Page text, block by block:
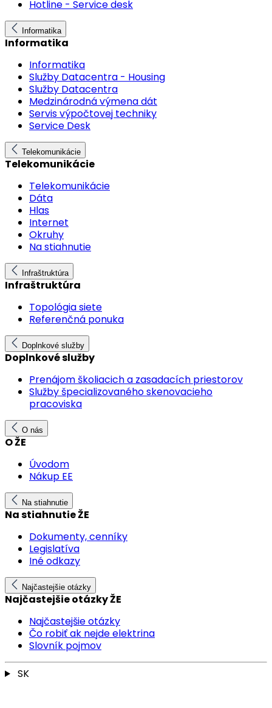
Hotline - Service desk
Informatika
Informatika
Informatika
Služby Datacentra - Housing
Služby Datacentra
Medzinárodná výmena dát
Servis výpočtovej techniky
Service Desk
Telekomunikácie
Telekomunikácie
Telekomunikácie
Dáta
Hlas
Internet
Okruhy
Na stiahnutie
Infraštruktúra
Infraštruktúra
Topológia siete
Referenčná ponuka
Doplnkové služby
Doplnkové služby
Prenájom školiacich a zasadacích priestorov
Služby špecializovaného skenovacieho
pracoviska
O nás
O ŽE
Úvodom
Nákup EE
Na stiahnutie
Na stiahnutie ŽE
Dokumenty, cenníky
Legislatíva
Iné odkazy
Najčastejšie otázky
Najčastejšie otázky ŽE
Najčastejšie otázky
Čo robiť ak nejde elektrina
Slovník pojmov
SK